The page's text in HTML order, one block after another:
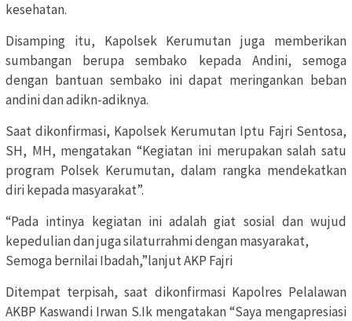
kesehatan.
Disamping itu, Kapolsek Kerumutan juga memberikan
sumbangan berupa sembako kepada Andini, semoga
dengan bantuan sembako ini dapat meringankan beban
andini dan adikn-adiknya.
Saat dikonfirmasi, Kapolsek Kerumutan Iptu Fajri Sentosa,
SH, MH, mengatakan “Kegiatan ini merupakan salah satu
program Polsek Kerumutan, dalam rangka mendekatkan
diri kepada masyarakat”.
“Pada intinya kegiatan ini adalah giat sosial dan wujud
kepedulian dan juga silaturrahmi dengan masyarakat,
Semoga bernilai Ibadah,”lanjut AKP Fajri
Ditempat terpisah, saat dikonfirmasi Kapolres Pelalawan
AKBP Kaswandi Irwan S.Ik mengatakan “Saya mengapresiasi